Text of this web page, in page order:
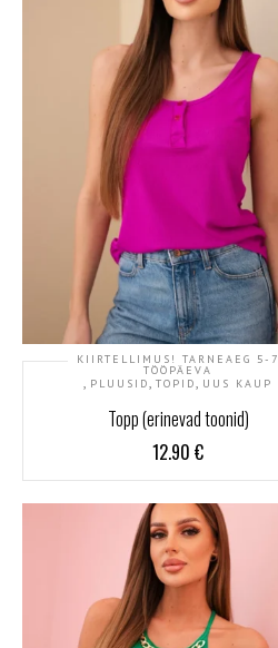
KIIRTELLIMUS! TARNEAEG 5-7
TÖÖPÄEVA
, PLUUSID, TOPID, UUS KAUP
Topp (erinevad toonid)
12.90 €